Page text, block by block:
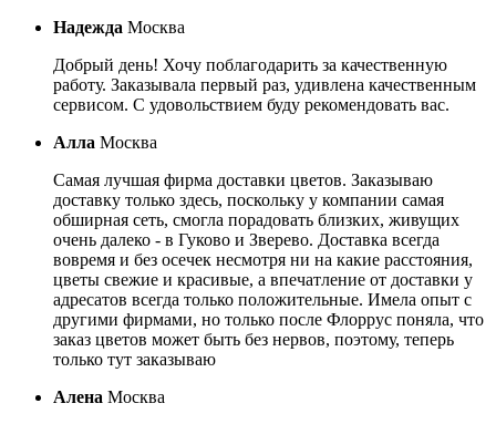
Надежда Москва
Добрый день! Хочу поблагодарить за качественную
работу. Заказывала первый раз, удивлена качественным
сервисом. С удовольствием буду рекомендовать вас.
Алла Москва
Самая лучшая фирма доставки цветов. Заказываю
доставку только здесь, поскольку у компании самая
обширная сеть, смогла порадовать близких, живущих
очень далеко - в Гуково и Зверево. Доставка всегда
вовремя и без осечек несмотря ни на какие расстояния,
цветы свежие и красивые, а впечатление от доставки у
адресатов всегда только положительные. Имела опыт с
другими фирмами, но только после Флоррус поняла, что
заказ цветов может быть без нервов, поэтому, теперь
только тут заказываю
Алена Москва